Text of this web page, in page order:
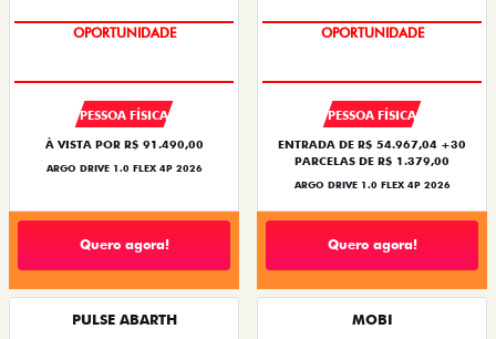
BÔNUS DE 6 MIL REAIS
PESSOA FÍSICA
À VISTA POR R$ 91.490,00
ARGO DRIVE 1.0 FLEX 4P 2026
Quero agora!
BÔNUS DE 6 MIL REAIS
PESSOA FÍSICA
ENTRADA DE R$ 54.967,04 +30
PARCELAS DE R$ 1.379,00
ARGO DRIVE 1.0 FLEX 4P 2026
Quero agora!
PULSE ABARTH MOBI